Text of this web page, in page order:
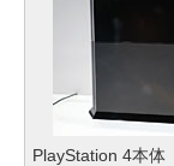
PlayStation 4本体